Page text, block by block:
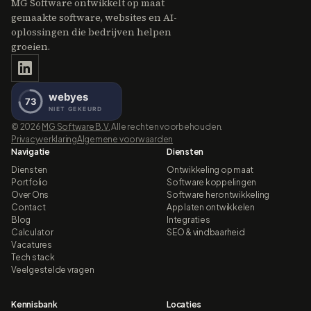
gemaakte software, websites en AI-
oplossingen die bedrijven helpen
groeien.
© 2026 MG Software B.V. Alle rechten voorbehouden.
PrivacyverklaringAlgemene voorwaarden
Navigatie
Diensten
Portfolio
Over Ons
Contact
Blog
Calculator
Vacatures
Tech stack
Veelgestelde vragen
Diensten
Ontwikkeling op maat
Software koppelingen
Software herontwikkeling
App laten ontwikkelen
Integraties
SEO & vindbaarheid
Kennisbank Locaties